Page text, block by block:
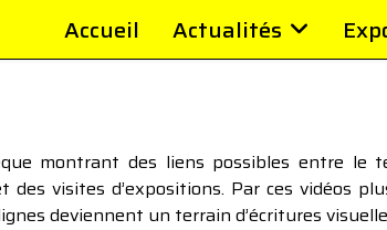
Accueil Actualités
montrant des liens possibles entre
visites d’expositions. Par ces vidéos
deviennent un terrain d’écritures